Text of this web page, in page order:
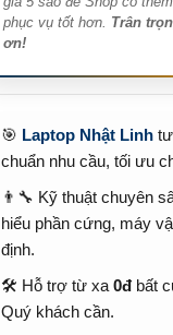
phục vụ tốt hơn. Trân
ơn!
🎯 Laptop Nhật Linh
chuẩn nhu cầu, tối ưu
👨‍🔧 Kỹ thuật chuyên
hiểu phần cứng, máy
định.
🛠️ Hỗ trợ từ xa0đ bất
Quý khách cần.